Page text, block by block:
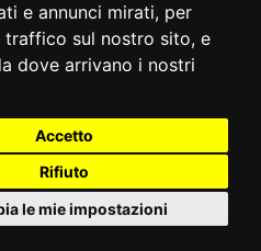
e annunci mirati, per
traffico sul nostro sito, e
dove arrivano i nostri
Accetto
Rifiuto
le mie impostazioni
BONIFICO
CARTA DI CREDITO
CONTRASSEGNO
POSTEPAY